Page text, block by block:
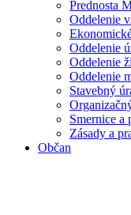
Prednosta
Oddelenie
Oddelenie
Oddelenie
Oddelenie
Stavebný
Smernice a
Zásady a
Občan